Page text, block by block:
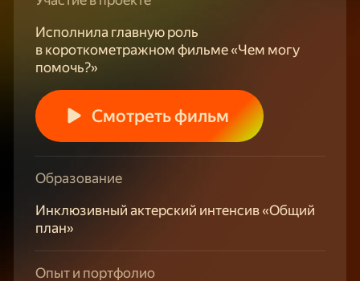
Исполнила главную роль
в короткометражном фильме «Чем могу
помочь?»
Смотреть фильм
Образование
Инклюзивный актерский интенсив «Общий
план»
Опыт и портфолио